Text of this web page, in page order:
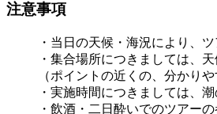
注意事項
・当日の天候・海況により、
・集合場所につきましては、
（ポイントの近くの、分かり
・実施時間につきましては、
・飲酒・二日酔いでのツアー